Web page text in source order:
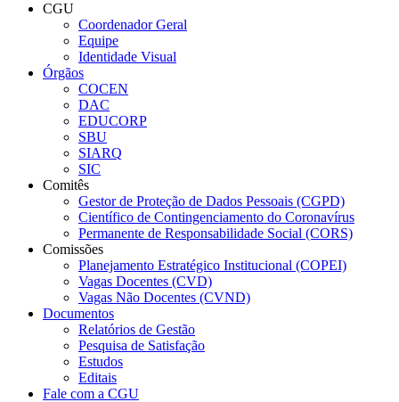
CGU
Coordenador Geral
Equipe
Identidade Visual
Órgãos
COCEN
DAC
EDUCORP
SBU
SIARQ
SIC
Comitês
Gestor de Proteção de Dados Pessoais (CGPD)
Científico de Contingenciamento do Coronavírus
Permanente de Responsabilidade Social (CORS)
Comissões
Planejamento Estratégico Institucional (COPEI)
Vagas Docentes (CVD)
Vagas Não Docentes (CVND)
Documentos
Relatórios de Gestão
Pesquisa de Satisfação
Estudos
Editais
Fale com a CGU